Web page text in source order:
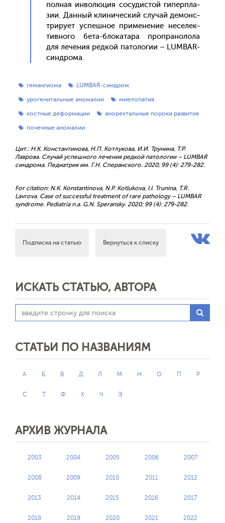
пол­ная ин­во­люция со­судис­той ги­пер­пла­
зии. Дан­ный кли­ничес­кий слу­чай де­монс­
три­ру­ет ус­пешное при­мене­ние не­селек­
тивно­го бе­та-бло­ката­ра проп­ра­ноло­ла
для ле­чения ред­кой па­толо­гии – LUMBAR-
син­дро­ма.
гемангиома
LUMBAR-синдром
урогенитальные аномалии
миелопатия
костные деформации
аноректальные пороки развития
почечные аномалии
Цит.: Н.К. Константинова, Н.П. Котлукова, И.И. Трунина, Т.Р.
Лаврова. Случай успешного лечения редкой патологии – LUMBAR
синдрома. Педиатрия им. Г.Н. Сперанского. 2020; 99 (4): 279-282.
For citation: N.K. Konstantinova, N.P. Kotlukova, I.I. Trunina, T.R.
Lavrova. Case of successful treatment of rare pathology – LUMBAR
syndrome. Pediatria n.a. G.N. Speransky. 2020; 99 (4): 279-282.
Подписка на статью Вернуться к списку
ИСКАТЬ СТАТЬЮ, АВТОРА
СТАТЬИ ПО НАЗВАНИЯМ
А Б В Д Л М Н О П Р
С Т Ф Х Ч Э
АРХИВ ЖУРНАЛА
2003 2004 2005 2006 2007
2008 2009 2010 2011 2012
2013 2014 2015 2016 2017
2018 2019 2020 2021 2022